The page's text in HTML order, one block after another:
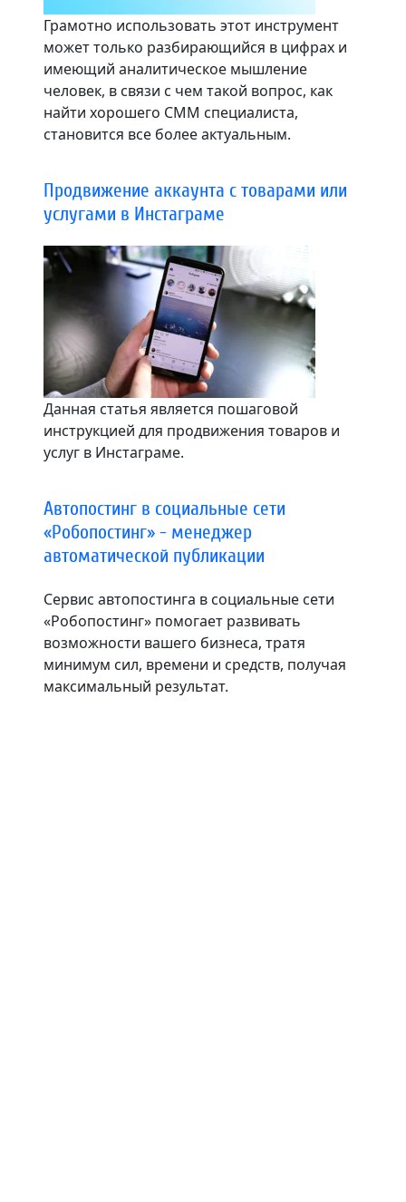
Грамотно использовать этот инструмент
может только разбирающийся в цифрах и
имеющий аналитическое мышление
человек, в связи с чем такой вопрос, как
найти хорошего СММ специалиста,
становится все более актуальным.
Продвижение аккаунта с товарами или
услугами в Инстаграме
Данная статья является пошаговой
инструкцией для продвижения товаров и
услуг в Инстаграме.
Автопостинг в социальные сети
«Робопостинг» - менеджер
автоматической публикации
Сервис автопостинга в социальные сети
«Робопостинг» помогает развивать
возможности вашего бизнеса, тратя
минимум сил, времени и средств, получая
максимальный результат.